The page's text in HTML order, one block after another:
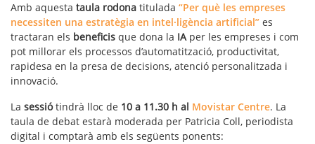
Amb aquesta taula rodona titulada “Per què les empreses
necessiten una estratègia en intel·ligència artificial” es
tractaran els beneficis que dona la IA per les empreses i com
pot millorar els processos d’automatització, productivitat,
rapidesa en la presa de decisions, atenció personalitzada i
innovació.
La sessiótindrà lloc de 10 a 11.30 h al Movistar Centre. La
taula de debat estarà moderada per Patricia Coll, periodista
digital i comptarà amb els següents ponents: